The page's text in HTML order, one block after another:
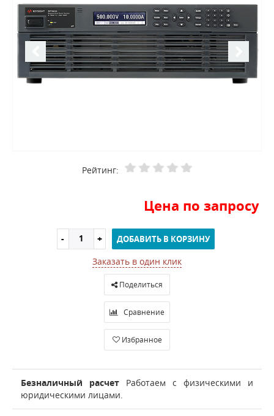
Рейтинг:
Цена по запросу
ДОБАВИТЬ В КОРЗИНУ
Заказать в один клик
Поделиться
Сравнение
Избранное
Безналичный расчет Работаем с физическими и
юридическими лицами.